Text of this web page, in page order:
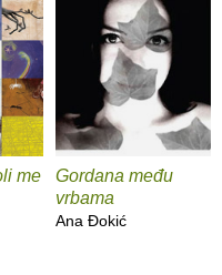
me
Gordana među
vrbama
Ana Ðokić